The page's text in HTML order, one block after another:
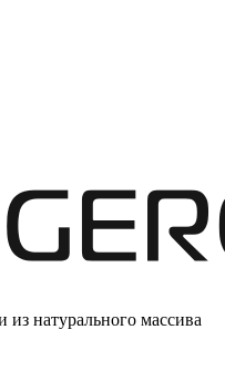
из натурального массива